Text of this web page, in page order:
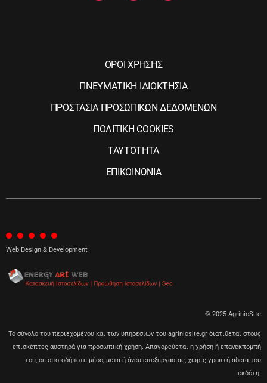
ΟΡΟΙ ΧΡΗΣΗΣ
ΠΝΕΥΜΑΤΙΚΗ ΙΔΙΟΚΤΗΣΙΑ
ΠΡΟΣΤΑΣΙΑ ΠΡΟΣΩΠΙΚΩΝ ΔΕΔΟΜΕΝΩΝ
ΠΟΛΙΤΙΚΗ COOKIES
ΤΑΥΤΟΤΗΤΑ
ΕΠΙΚΟΙΝΩΝΙΑ
Web Design & Development
© 2025 AgrinioSite
Το σύνολο του περιεχομένου και των υπηρεσιών του agriniosite.gr διατίθεται στους
επισκέπτες αυστηρά για προσωπική χρήση. Απαγορεύεται η χρήση ή επανεκπομπή
του, σε οποιοδήποτε μέσο, μετά ή άνευ επεξεργασίας, χωρίς γραπτή άδεια του
εκδότη.